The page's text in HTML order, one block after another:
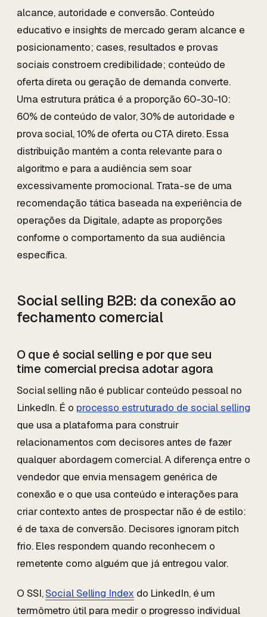
alcance, autoridade e conversão. Conteúdo
educativo e insights de mercado geram alcance e
posicionamento; cases, resultados e provas
sociais constroem credibilidade; conteúdo de
oferta direta ou geração de demanda converte.
Uma estrutura prática é a proporção 60-30-10:
60% de conteúdo de valor, 30% de autoridade e
prova social, 10% de oferta ou CTA direto. Essa
distribuição mantém a conta relevante para o
algoritmo e para a audiência sem soar
excessivamente promocional. Trata-se de uma
recomendação tática baseada na experiência de
operações da Digitale, adapte as proporções
conforme o comportamento da sua audiência
específica.
Social selling B2B: da conexão ao
fechamento comercial
O que é social selling e por que seu
time comercial precisa adotar agora
Social selling não é publicar conteúdo pessoal no
LinkedIn. É o processo estruturado de social selling
que usa a plataforma para construir
relacionamentos com decisores antes de fazer
qualquer abordagem comercial. A diferença entre o
vendedor que envia mensagem genérica de
conexão e o que usa conteúdo e interações para
criar contexto antes de prospectar não é de estilo:
é de taxa de conversão. Decisores ignoram pitch
frio. Eles respondem quando reconhecem o
remetente como alguém que já entregou valor.
O SSI,Social Selling Index do LinkedIn, é um
termômetro útil para medir o progresso individual